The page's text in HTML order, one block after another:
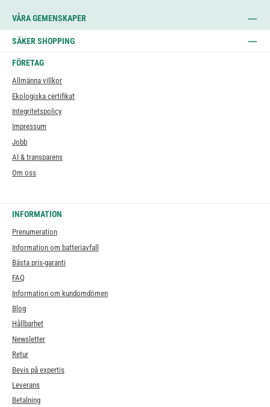
VÅRA GEMENSKAPER
SÄKER SHOPPING
FÖRETAG
Allmänna villkor
Ekologiska certifikat
Integritetspolicy
Impressum
Jobb
AI & transparens
Om oss
INFORMATION
Prenumeration
Information om batteriavfall
Bästa pris-garanti
FAQ
Information om kundomdömen
Blog
Hållbarhet
Newsletter
Retur
Bevis på expertis
Leverans
Betalning